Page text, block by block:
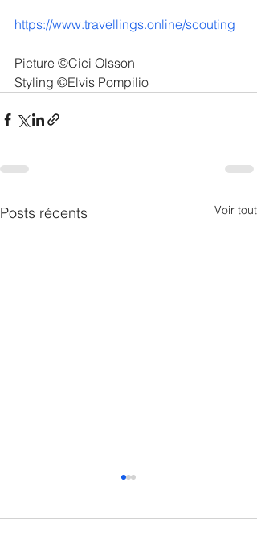
https://www.travellings.online/scouting
Picture ©Cici Olsson
Styling ©Elvis Pompilio
Posts récents Voir tout